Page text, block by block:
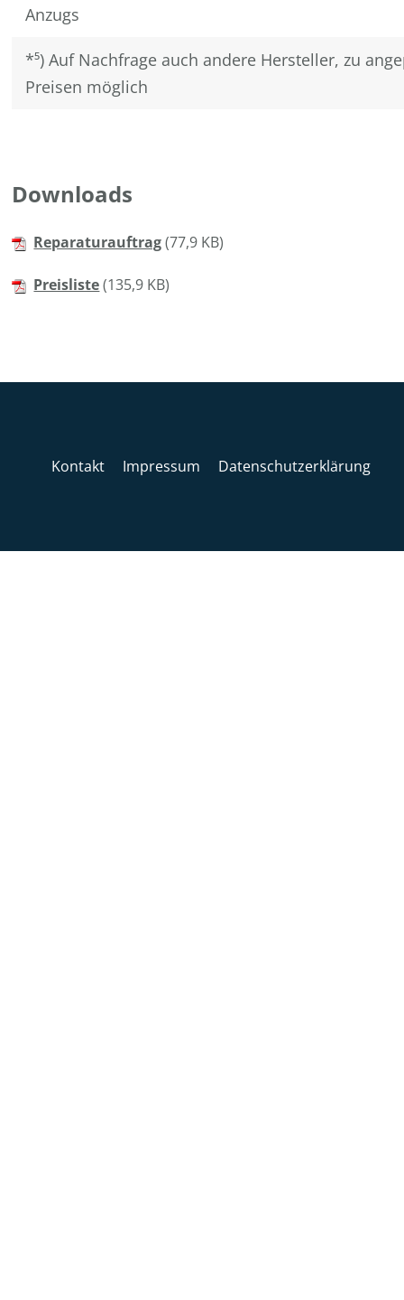
Anzugs
*⁵) Auf Nachfrage auch andere Hersteller, zu
Preisen möglich
Downloads
Reparaturauftrag(77,9 KB)
Preisliste(135,9 KB)
Kontakt Impressum Datenschutzerklärung